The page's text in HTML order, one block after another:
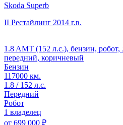
Skoda Superb
II Рестайлинг 2014 г.в.
1.8 AMT (152 л.с.), бензин,
передний, коричневый
Бензин
117000 км.
1.8 / 152 л.с.
Передний
Робот
1 владелец
от 699 000 ₽